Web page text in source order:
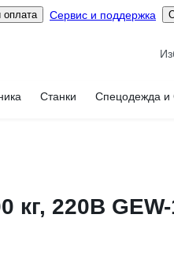
оплата Сервис и поддержка
Станки Спецодежда
кг, 220B